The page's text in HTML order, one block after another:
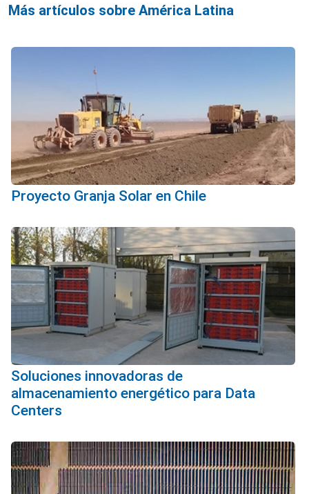
Más artículos sobre América Latina
Proyecto Granja Solar en Chile
Soluciones innovadoras de
almacenamiento energético para Data
Centers